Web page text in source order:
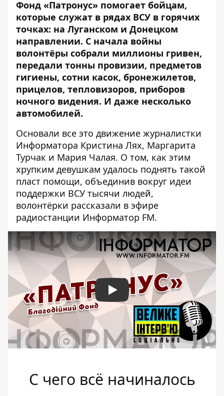
Фонд «Патронус» помогает бойцам,
которые служат в рядах ВСУ в горячих
точках: на Луганском и Донецком
направлении. С начала войны
волонтёры собрали миллионы гривен,
передали тонны провизии, предметов
гигиены, сотни касок, бронежилетов,
прицелов, тепловизоров, приборов
ночного видения. И даже несколько
автомобилей.
Основали все это движение журналистки
Информатора Кристина Лях, Маргарита
Турчак и Мария Чалая. О том, как этим
хрупким девушкам удалось поднять такой
пласт помощи, объединив вокруг идеи
поддержки ВСУ тысячи людей,
волонтёрки рассказали в эфире
радиостанции Информатор FM.
Play
С чего всё начиналось